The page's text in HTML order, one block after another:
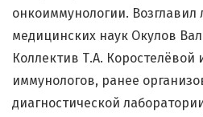
онкоиммунологии. Возглавил
медицинских наук Окулов
Коллектив Т.А. Коростелёвой
иммунологов, ранее
диагностической